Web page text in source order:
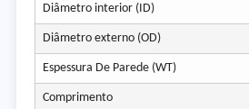
Diâmetro interior (ID)
Diâmetro externo (OD)
Espessura De Parede (WT)
Comprimento